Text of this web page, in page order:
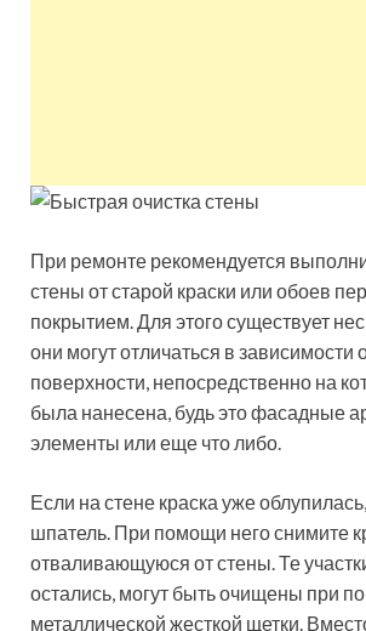
При ремонте рекомендуется
стены от старой краски или обоев
покрытием. Для этого существует
они могут отличаться в зависимости
поверхности, непосредственно на
была нанесена, будь это фасадные
элементы или еще что либо.
Если на стене краска уже
шпатель. При помощи него снимите
отваливающуюся от стены. Те
остались, могут быть очищены при
металлической жесткой щетки.